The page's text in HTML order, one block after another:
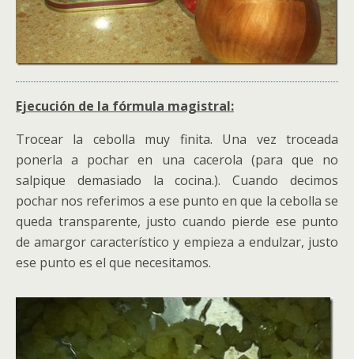
Ejecución de la fórmula magistral:
Trocear la cebolla muy finita. Una vez troceada
ponerla a pochar en una cacerola (para que no
salpique demasiado la cocina.). Cuando decimos
pochar nos referimos a ese punto en que la cebolla se
queda transparente, justo cuando pierde ese punto
de amargor característico y empieza a endulzar, justo
ese punto es el que necesitamos.